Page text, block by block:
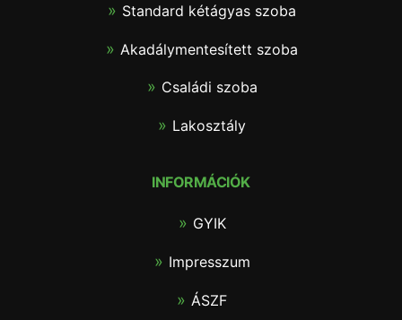
Standard kétágyas szoba
Akadálymentesített szoba
Családi szoba
Lakosztály
INFORMÁCIÓK
GYIK
Impresszum
ÁSZF